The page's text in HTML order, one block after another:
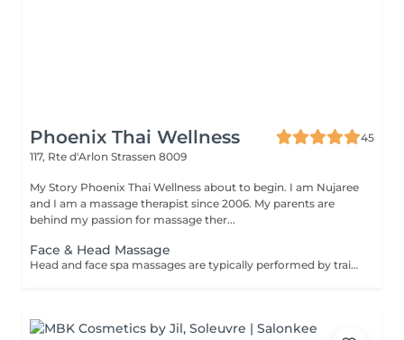
Phoenix Thai Wellness
45
117, Rte d'Arlon Strassen 8009
My Story Phoenix Thai Wellness about to begin. I am Nujaree
and I am a massage therapist since 2006. My parents are
behind my passion for massage ther...
Face & Head Massage
Head and face spa massages are typically performed by trained professionals in spa or wellness centers, providing a range of benefits including deep stress relief, a refreshed and revitalized feeling, eased muscle tightness, and enhanced skin health.